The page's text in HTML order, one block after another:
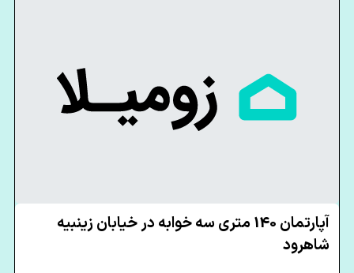
آپارتمان 140 متری سه خوابه در خیابان زینبیه
شاهرود